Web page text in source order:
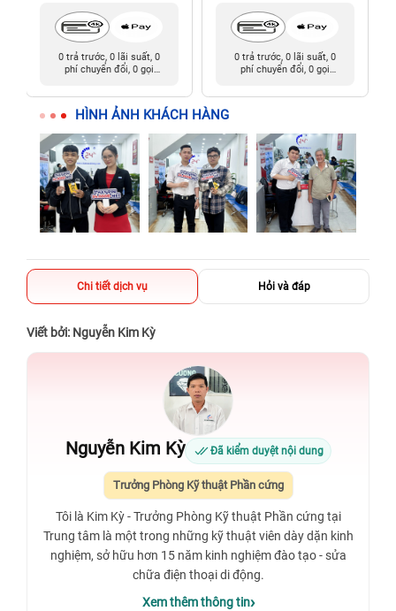
0 trả trước, 0 lãi suất, 0
phí chuyển đổi, 0 gọi
0 trả trước, 0 lãi suất, 0
phí chuyển đổi, 0 gọi
HÌNH ẢNH KHÁCH HÀNG
Chi tiết dịch vụ Hỏi và đáp
Viết bởi: Nguyễn Kim Kỳ
Nguyễn Kim Kỳ Đã kiểm duyệt nội dung
Trưởng Phòng Kỹ thuật Phần cứng
Tôi là Kim Kỳ - Trưởng Phòng Kỹ thuật Phần cứng tại
Trung tâm là một trong những kỹ thuật viên dày dặn kinh
nghiệm, sở hữu hơn 15 năm kinh nghiệm đào tạo - sửa
chữa điện thoại di động.
Xem thêm thông tin